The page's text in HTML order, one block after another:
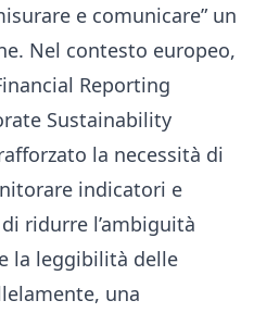
e comunicare” un
Nel contesto europeo,
Reporting
Sustainability
la necessità di
indicatori e
ridurre l’ambiguità
la leggibilità delle
una